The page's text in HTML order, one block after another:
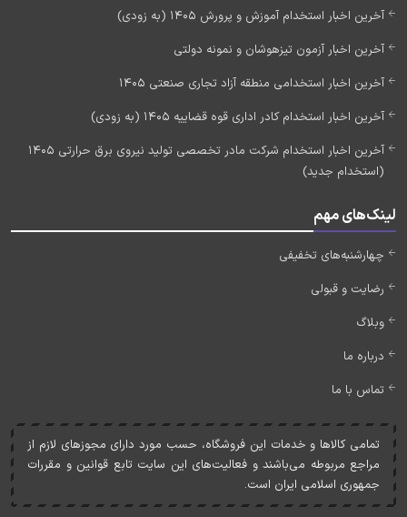
آخرین اخبار استخدام آموزش و پرورش 1405 (به زودی)
آخرین اخبار آزمون تیزهوشان و نمونه دولتی
آخرین اخبار استخدامی منطقه آزاد تجاری صنعتی 1405
آخرین اخبار استخدام کادر اداری قوه قضاییه 1405 (به زودی)
آخرین اخبار استخدام شرکت مادر تخصصی تولید نیروی برق حرارتی 1405
(استخدام جدید)
لینک‌های مهم
چهارشنبه‌های تخفیفی
رضایت و قبولی
وبلاگ
درباره ما
تماس با ما
تمامی کالاها و خدمات اين فروشگاه، حسب مورد دارای مجوزهای لازم از
مراجع مربوطه می‌باشند و فعاليت‌های اين سايت تابع قوانين و مقررات
جمهوری اسلامی ايران است.